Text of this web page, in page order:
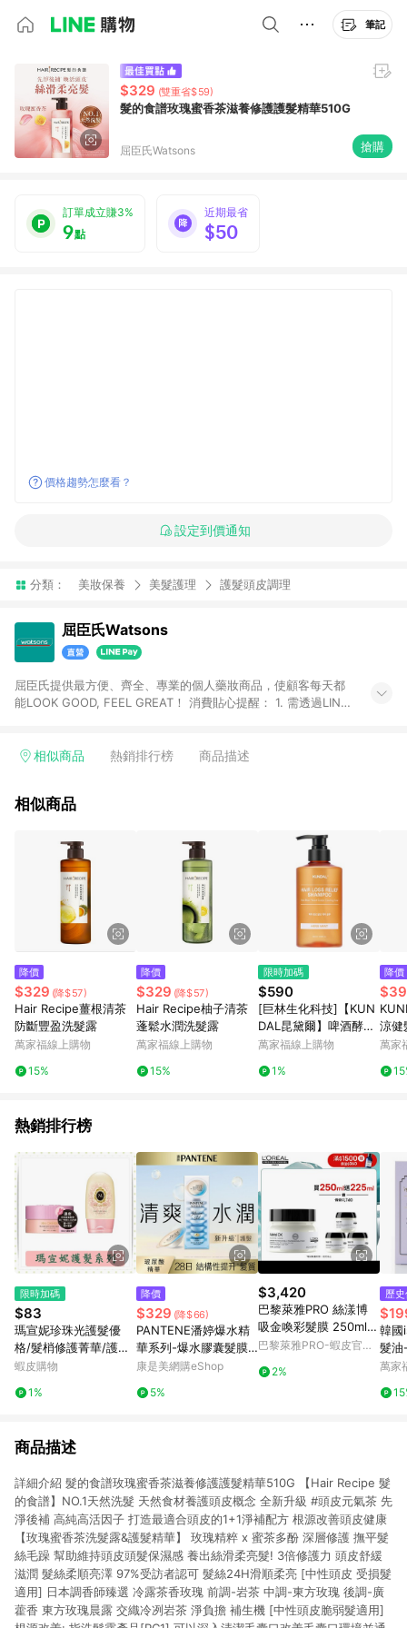
筆記
$329 (雙重省$59)
髮的食譜玫瑰蜜香茶滋養修護護髮精華510G
屈臣氏Watsons 搶購
訂單成立賺3%
9點
近期最省
$50
價格趨勢怎麼看？
設定到價通知
分類： 美妝保養 美髮護理 護髮頭皮調理
屈臣氏Watsons
屈臣氏提供最方便、齊全、專業的個人藥妝商品，使顧客每天都
能LOOK GOOD, FEEL GREAT！ 消費貼心提醒： 1. 需透過LINE
下單，每筆交易前請確認有經過LINE購物跳轉頁才符合返點資
數將於廠商出貨後30天前後發送。5.屈臣氏保留365天訂單記
單資格確認。 6.欲透過APP導購跳轉前往活動頁之用戶，煩請更
新屈臣氏APP至版本26010.4.0。
相似商品 熱銷排行榜 商品描述
相似商品
降價
$329 (降$57)
Hair Recipe薑根清茶
防斷豐盈洗髮露
萬家福線上購物
15%
降價
$329 (降$57)
Hair Recipe柚子清茶
蓬鬆水潤洗髮露
萬家福線上購物
15%
限時加碼
$590
[巨林生化科技]【KUN
DAL昆黛爾】啤酒酵素
防脫髮洗髮露500ml
萬家福線上購物
1%
降價
涼健
萬家
熱銷排行榜
限時加碼
$83
瑪宣妮珍珠光護髮優
格/髮梢修護菁華/護髮/
潤髮/免沖洗/修護/180
蝦皮購物
1%
降價
$329 (降$66)
PANTENE潘婷爆水精
華系列-爆水膠囊髮膜
PRO-V高濃保濕護髮髮
（新舊包裝隨機出貨）
康是美網購eShop
5%
$3,420
巴黎萊雅PRO 絲漾博
吸金喚彩髮膜 250ml
(熱銷/柔順/修護/沙龍)
巴黎萊雅PRO-蝦皮官方
2%
歷
韓國
髮油
萬家
商品描述
詳細介紹 髮的食譜玫瑰蜜香茶滋養修護護髮精華510G 【Hair Recipe 髮
的食譜】NO.1天然洗髮 天然食材養護頭皮概念 全新升級 #頭皮元氣茶 先
淨後補 高純高活因子 打造最適合頭皮的1+1淨補配方 根源改善頭皮健康
【玫瑰蜜香茶洗髮露&護髮精華】 玫瑰精粹 x 蜜茶多酚 深層修護 撫平髮
絲毛躁 幫助維持頭皮頭髮保濕感 養出絲滑柔亮髮! 3倍修護力 頭皮舒緩
滋潤 髮絲柔順亮澤 97%受訪者認可 髮絲24H滑順柔亮 [中性頭皮 受損髮
適用] 日本調香師臻選 冷露茶香玫瑰 前調-岩茶 中調-東方玫瑰 後調-廣
藿香 東方玫瑰晨露 交織冷冽岩茶 淨負擔 補生機 [中性頭皮脆弱髮適用]